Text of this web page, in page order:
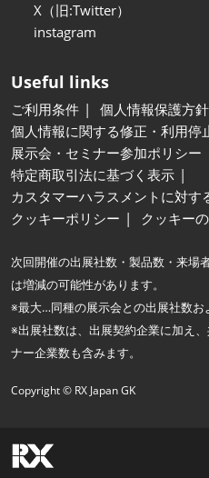
X（旧:Twitter）
instagram
Useful links
ご利用条件
個人情報保護方針
個人情報に関する修正・利用停
展示会・セミナー参加ポリシー
特定商取引法に基づく表示
カスタマーハラスメントに対す
クッキーポリシー
クッキー
次回開催の出展社数・製品数・来場
は増減の可能性があります。
※最大…同種の展示会との出展社数お
※出展社数は、出展契約企業に加え
ナー企業数も含みます。
Copyright © RX Japan GK